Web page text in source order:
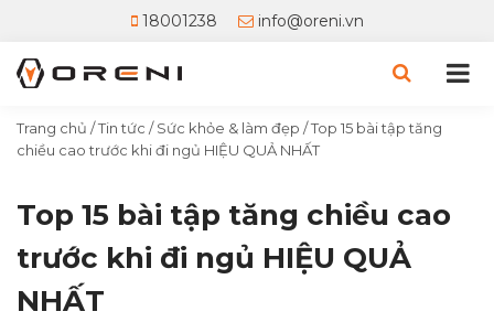
18001238 info@oreni.vn
Trang chủ /Tin tức /Sức khỏe & làm đẹp /Top 15 bài tập tăng
chiều cao trước khi đi ngủ HIỆU QUẢ NHẤT
Top 15 bài tập tăng chiều cao
trước khi đi ngủ HIỆU QUẢ
NHẤT